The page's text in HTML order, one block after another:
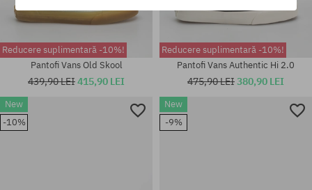
Mărimi existente:
37; 38; 38.5; 39; 40; 40.5; 41;
Mărimi existente:
Reducere suplimentară -10%!
Pantofi Vans Old Skool
439,90 LEI415,90 LEI
Reducere suplimentară -10%!
Pantofi Vans Authentic Hi 2.0
475,90 LEI380,90 LEI
New
-10%
New
-9%